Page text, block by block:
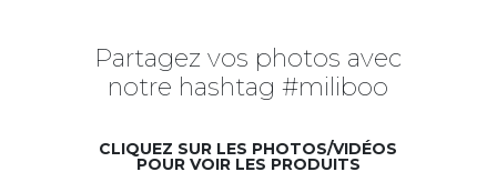
Partagez vos photos avec
notre hashtag #miliboo
CLIQUEZ SUR LES PHOTOS/VIDÉOS
POUR VOIR LES PRODUITS